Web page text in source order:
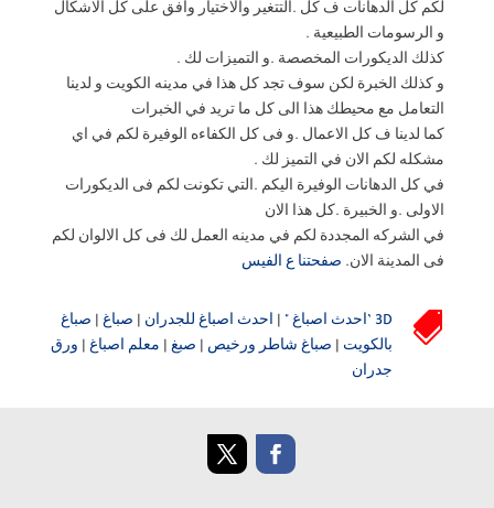
لكم كل الدهانات ف كل .التتغير والاختيار وافق على كل الاشكال
و الرسومات الطبيعية .
كذلك الديكورات المخصصة .و التميزات لك .
و كذلك الخبرة لكن سوف تجد كل هذا في مدينه الكويت و لدينا
التعامل مع محيطك هذا الى كل ما تريد في الخبرات
كما لدينا ف كل الاعمال .و فى كل الكفاءه الوفيرة لكم في اي
مشكله لكم الان في التميز لك .
في كل الدهانات الوفيرة اليكم .التي تكونت لكم فى الديكورات
الاولى .و الخبيرة .كل هذا الان
في الشركه المجددة لكم في مدينه العمل لك فى كل الالوان لكم
فى المدينة الان. صفحتنا ع الفيس
 3D ’احدث اصباغ " احدث اصباغ للجدران صباغ| صباغ
بالكويت
صباغ شاطر ورخيص صبغ| معلم اصباغ| ورق
جدران